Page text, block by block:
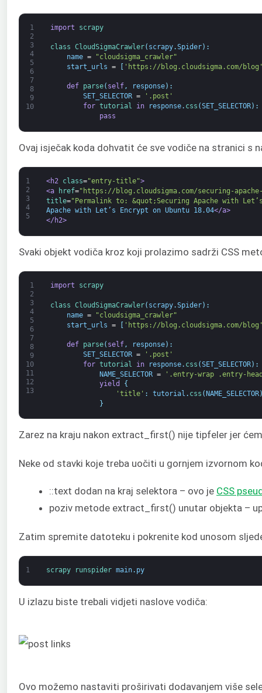
1
2
3
4
5
6
7
8
9
10
import scrapy
class CloudSigmaCrawler( scrapy.Spider) :
name =
"cloudsigma_crawler"
start_urls = [ 'https://blog.cloudsigma.com/
def parse( self, response) :
SET_SELECTOR =
'.post'
for tutorial in response. css (SET_SELECTOR) :
pass
Ovaj isječak koda dohvatit će sve vodiče na stranici
1
2
3
4
5
<h2 class="entry-title">
<a
href="https://blog.cloudsigma.com/securing-
title="Permalink to: &quot;Securing Apache with
Apache with Let’s Encrypt on Ubuntu 18.04</a>
</h2>
Svaki objekt vodiča kroz koji prolazimo sadrži CSS
1
2
3
4
5
6
7
8
9
10
11
12
13
import scrapy
class CloudSigmaCrawler( scrapy.Spider) :
name =
"cloudsigma_crawler"
start_urls = [ 'https://blog.cloudsigma.com/
def parse( self, response) :
SET_SELECTOR =
'.post'
for tutorial in response. css (SET_SELECTOR) :
NAME_SELECTOR =
'.entry-wrap .entry-
yield
{
'title' : tutorial . css ( NAME_SELECTOR
}
Zarez na kraju nakon extract_first() nije tipfeler jer
Neke od stavki koje treba uočiti u gornjem izvornom
::text dodan na kraj selektora – ovo je CSS
poziv metode extract_first() unutar objekta –
Zatim spremite datoteku i pokrenite kod unosom
1 scrapy runspider main. py
U izlazu biste trebali vidjeti naslove vodiča:
Ovo možemo nastaviti proširivati dodavanjem više